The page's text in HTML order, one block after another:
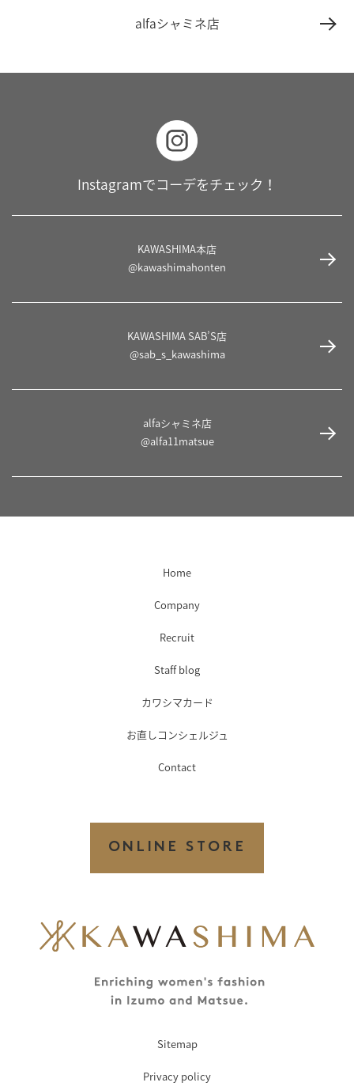
alfaシャミネ店
Instagramでコーデをチェック！
KAWASHIMA本店
@kawashimahonten
KAWASHIMA SAB’S店
@sab_s_kawashima
alfaシャミネ店
@alfa11matsue
Home
Company
Recruit
Staff blog
カワシマカード
お直しコンシェルジュ
Contact
ONLINE STORE
Sitemap
Privacy policy